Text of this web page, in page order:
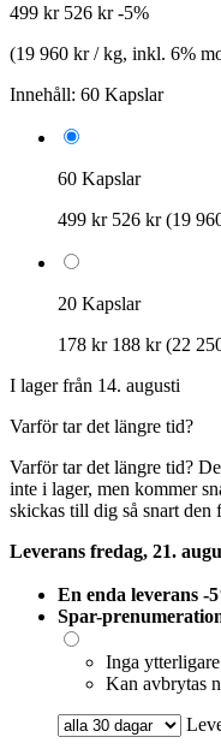
499 kr 526 kr -5%
(19 960 kr / kg, inkl. 6%
Innehåll: 60 Kapslar
60 Kapslar
499 kr 526 kr (19
20 Kapslar
178 kr 188 kr (22
I lager från 14. augusti
Varför tar det längre tid?
Varför tar det längre tid?
inte i lager, men kommer
skickas till dig så snart den
Leverans fredag, 21.
En enda leverans -
Spar-
Inga
Kan avbrytas